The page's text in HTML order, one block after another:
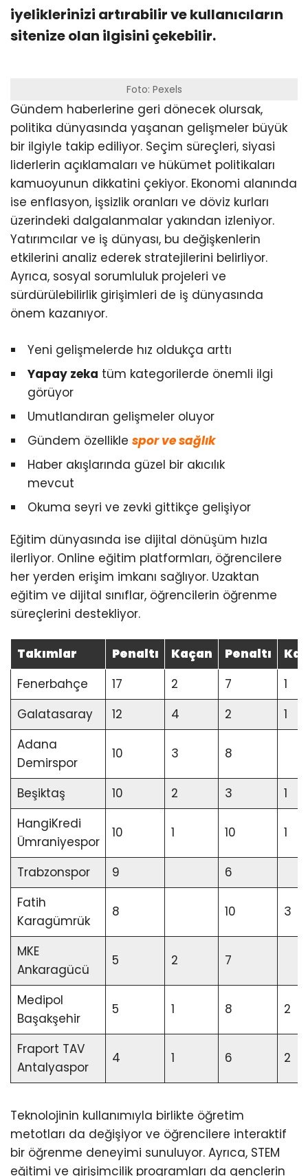
iyeliklerinizi artırabilir ve kullanıcıların
sitenize olan ilgisini çekebilir.
Foto: Pexels
Gündem haberlerine geri dönecek olursak,
politika dünyasında yaşanan gelişmeler büyük
bir ilgiyle takip ediliyor. Seçim süreçleri, siyasi
liderlerin açıklamaları ve hükümet politikaları
kamuoyunun dikkatini çekiyor. Ekonomi alanında
ise enflasyon, işsizlik oranları ve döviz kurları
üzerindeki dalgalanmalar yakından izleniyor.
Yatırımcılar ve iş dünyası, bu değişkenlerin
etkilerini analiz ederek stratejilerini belirliyor.
Ayrıca, sosyal sorumluluk projeleri ve
sürdürülebilirlik girişimleri de iş dünyasında
önem kazanıyor.
Yeni gelişmelerde hız oldukça arttı
Yapay zeka tüm kategorilerde önemli ilgi
görüyor
Umutlandıran gelişmeler oluyor
Gündem özellikle spor ve sağlık
Haber akışlarında güzel bir akıcılık
mevcut
Okuma seyri ve zevki gittikçe gelişiyor
Eğitim dünyasında ise dijital dönüşüm hızla
ilerliyor. Online eğitim platformları, öğrencilere
her yerden erişim imkanı sağlıyor. Uzaktan
eğitim ve dijital sınıflar, öğrencilerin öğrenme
süreçlerini destekliyor.
Takımlar Penaltı Kaçan Penaltı
Fenerbahçe
17 2 7
1
Galatasaray
12 4 2
1
Adana
Demirspor
10 3 8
Beşiktaş 10 2 3
1
HangiKredi
Ümraniyespor
10 1 10 1
Trabzonspor 9
6
Fatih
Karagümrük
8 10 3
MKE
Ankaragücü
5 2 7
Medipol
Başakşehir
5 1 8 2
Fraport TAV
Antalyaspor
4 1 6 2
Teknolojinin kullanımıyla birlikte öğretim
metotları da değişiyor ve öğrencilere interaktif
bir öğrenme deneyimi sunuluyor. Ayrıca, STEM
eğitimi ve girişimcilik programları da gençlerin